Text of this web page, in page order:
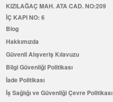
KIZILAĞAÇ MAH. ATA CAD. NO:209
İÇ KAPI NO: 6
Blog
Hakkımızda
Güvenli Alışveriş Kılavuzu
Bilgi Güvenliği Politikası
İade Politikası
İş Sağlığı ve Güvenliği Çevre Politikası